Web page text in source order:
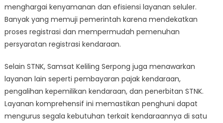
menghargai kenyamanan dan efisiensi layanan seluler.
Banyak yang memuji pemerintah karena mendekatkan
proses registrasi dan mempermudah pemenuhan
persyaratan registrasi kendaraan.
Selain STNK, Samsat Keliling Serpong juga menawarkan
layanan lain seperti pembayaran pajak kendaraan,
pengalihan kepemilikan kendaraan, dan penerbitan STNK.
Layanan komprehensif ini memastikan penghuni dapat
mengurus segala kebutuhan terkait kendaraannya di satu